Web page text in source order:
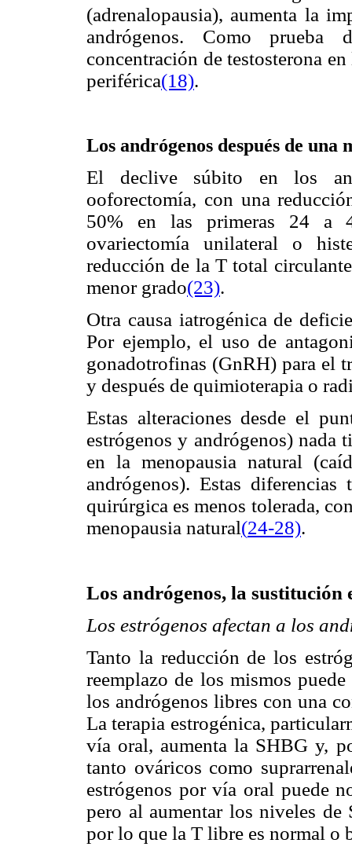
(adrenalopausia), aumenta la
andrógenos. Como
concentración de testosterona
periférica(18).
Los andrógenos después de
El declive súbito en los
ooforectomía, con una
50% en las primeras 24 a
ovariectomía unilateral o
reducción de la T total
menor grado(23).
Otra causa iatrogénica de
Por ejemplo, el uso de
gonadotrofinas (GnRH) para el
y después de quimioterapia o
Estas alteraciones desde el
estrógenos y andrógenos) nada
en la menopausia natural
andrógenos). Estas
quirúrgica es menos tolerada,
menopausia natural(24-28).
Los andrógenos, la
Los estrógenos afectan a los
Tanto la reducción de los
reemplazo de los mismos
los andrógenos libres con una
La terapia estrogénica,
vía oral, aumenta la SHBG y,
tanto ováricos como
estrógenos por vía oral puede
pero al aumentar los niveles
por lo que la T libre es normal o